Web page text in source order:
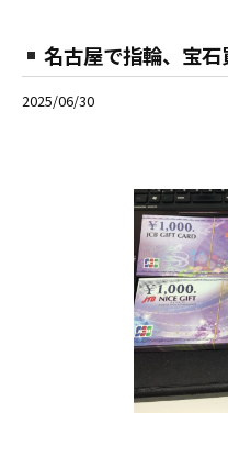
名古屋で指輪、宝石
2025/06/30